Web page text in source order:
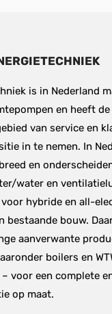
is in Nederland
en heeft
van service en
in te nemen. In
en
water en
hybride en all-
bestaande bouw.
aanverwante
boilers en
voor een complete
op maat.